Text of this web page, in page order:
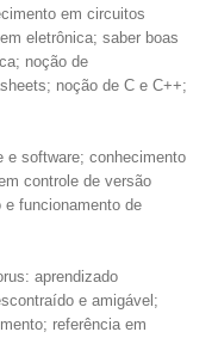
em circuitos
eletrônica; saber boas
noção de
noção de C e C++;
e software; conhecimento
controle de versão
funcionamento de
aprendizado
e amigável;
referência em